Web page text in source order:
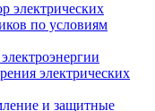
электрических
по условиям
электрических
и защитные